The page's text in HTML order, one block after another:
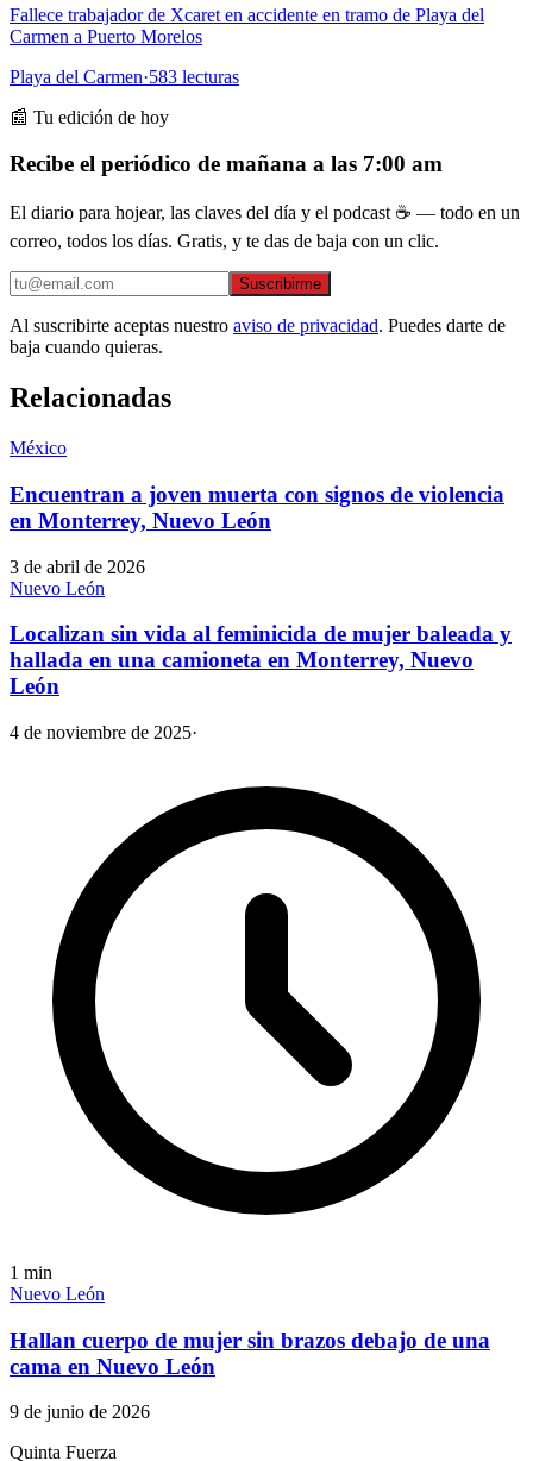
Fallece trabajador de Xcaret en accidente en tramo de Playa del
Carmen a Puerto Morelos
Playa del Carmen·583 lecturas
📰 Tu edición de hoy
Recibe el periódico de mañana a las 7:00 am
El diario para hojear, las claves del día y el podcast ☕ — todo en un
correo, todos los días. Gratis, y te das de baja con un clic.
Suscribirme
Al suscribirte aceptas nuestro aviso de privacidad. Puedes darte de
baja cuando quieras.
Relacionadas
México
Encuentran a joven muerta con signos de violencia
en Monterrey, Nuevo León
3 de abril de 2026
Nuevo León
Localizan sin vida al feminicida de mujer baleada y
hallada en una camioneta en Monterrey, Nuevo
León
4 de noviembre de 2025·
1 min
Nuevo León
Hallan cuerpo de mujer sin brazos debajo de una
cama en Nuevo León
9 de junio de 2026
Quinta Fuerza